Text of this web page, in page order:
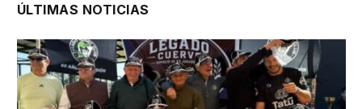
ÚLTIMAS NOTICIAS